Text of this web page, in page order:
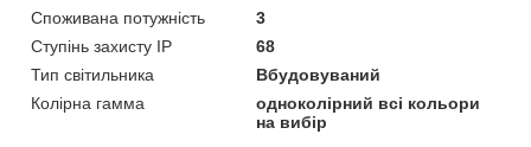
Споживана потужність
3
Ступінь захисту IP
68
Тип світильника
Вбудовуваний
Колірна гамма
одноколірний всі кольори
на вибір